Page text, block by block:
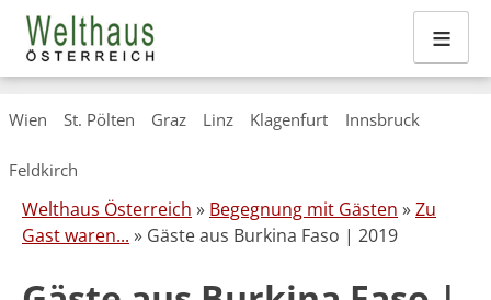
to
content
Wien St. Pölten Graz Linz Klagenfurt Innsbruck
Feldkirch
≡
Welthaus Österreich » Begegnung mit Gästen »Zu
Gast waren... » Gäste aus Burkina Faso | 2019